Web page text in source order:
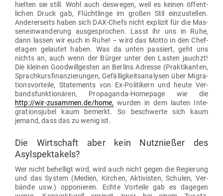
hielten sie still. Wohl auch des­wegen, weil es keinen öffent­
lichen Druck gab, Flücht­linge im großen Stil ein­zu­stellen.
Ande­rer­seits haben sich DAX-Chefsnicht explizit für die Mas­
sen­ein­wan­derung aus­ge­sprochen. Lasst ihr uns in Ruhe,
dann lassen wir euch in Ruhe! – wird das Motto in den Chef­
etagen gelautet haben. Was da unten pas­siert, geht uns
nichts an, auch wenn der Bürger unter den Lasten jauchzt!
Die kleinenGood­will­gesten an Berlins Adresse (Prak­ti­kanten,
Sprach­kurs­fi­nan­zie­rungen, Gefäl­lig­keits­ana­lysen über Migra­
ti­ons­vor­teile, State­ments von Ex-Poli­tikern und heute Ver­
bands­funk­tio­nären, Pro­pa­ganda-Homepage wie die
http://wir-zusammen.de/home, wurden in dem lauten Inte­
gra­ti­ons­jubel kaum bemerkt. So beschwerte sich kaum
jemand, dass das zu wenig ist.
Die Wirt­schaft aber kein Nutz­nießer des
Asylspektakels?
Wer nicht behelligt wird, wird auch nicht gegen die Regierung
und das System (Medien, Kirchen, Akti­visten, Schulen, Ver­
bände usw.) oppo­nieren. Echte Vor­teile gab es dagegen